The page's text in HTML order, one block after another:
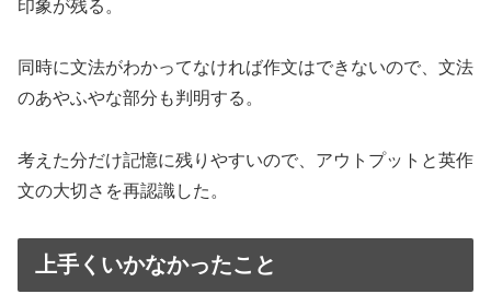
印象が残る。
同時に文法がわかってなければ作文はできないので、文法
のあやふやな部分も判明する。
考えた分だけ記憶に残りやすいので、アウトプットと英作
文の大切さを再認識した。
上手くいかなかったこと